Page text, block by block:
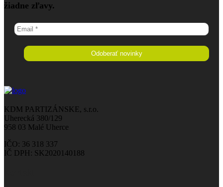
žiadne zľavy.
KDM PARTIZÁNSKE, s.r.o.
Uherecká 380/129
958 03 Malé Uherce
IČO: 36 318 337
IČ DPH: SK2020140188